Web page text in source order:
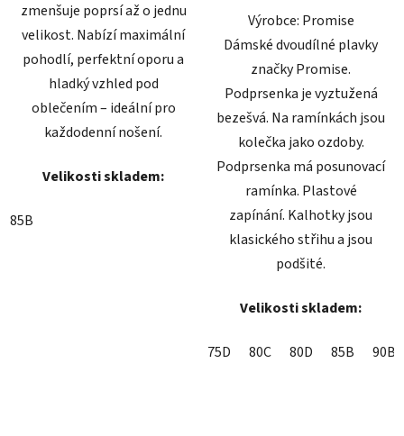
zmenšuje poprsí až o jednu
velikost. Nabízí maximální
pohodlí, perfektní oporu a
hladký vzhled pod
oblečením – ideální pro
každodenní nošení.
Velikosti skladem:
85B
Výrobce: Promise
Dámské dvoudílné plavky
značky Promise.
Podprsenka je vyztužená
bezešvá. Na ramínkách jsou
kolečka jako ozdoby.
Podprsenka má posunovací
ramínka. Plastové
zapínání. Kalhotky jsou
klasického střihu a jsou
podšité.
Velikosti skladem:
75D 80C 80D 85B 90B